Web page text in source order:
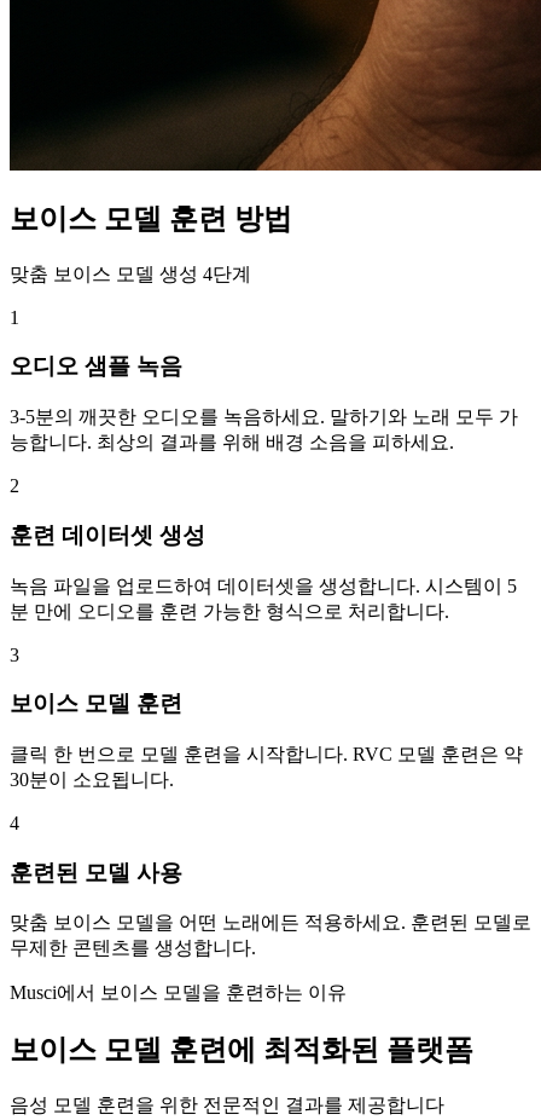
보이스 모델 훈련 방법
맞춤 보이스 모델 생성 4단계
1
오디오 샘플 녹음
3-5분의 깨끗한 오디오를 녹음하세요. 말하기와 노래 모두 가
능합니다. 최상의 결과를 위해 배경 소음을 피하세요.
2
훈련 데이터셋 생성
녹음 파일을 업로드하여 데이터셋을 생성합니다. 시스템이 5
분 만에 오디오를 훈련 가능한 형식으로 처리합니다.
3
보이스 모델 훈련
클릭 한 번으로 모델 훈련을 시작합니다. RVC 모델 훈련은 약
30분이 소요됩니다.
4
훈련된 모델 사용
맞춤 보이스 모델을 어떤 노래에든 적용하세요. 훈련된 모델로
무제한 콘텐츠를 생성합니다.
Musci에서 보이스 모델을 훈련하는 이유
보이스 모델 훈련에 최적화된 플랫폼
음성 모델 훈련을 위한 전문적인 결과를 제공합니다